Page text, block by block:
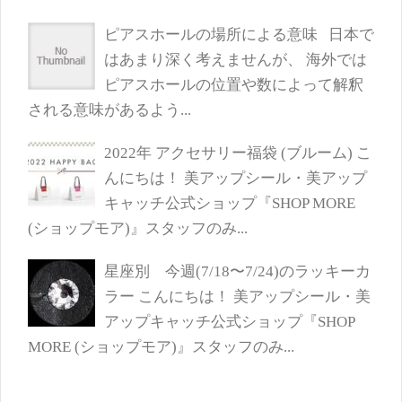
ピアスホールの場所による意味
日本で
はあまり深く考えませんが、 海外では
ピアスホールの位置や数によって解釈
される意味があるよう...
2022年 アクセサリー福袋 (ブルーム) こ
んにちは！ 美アップシール・美アップ
キャッチ公式ショップ『SHOP MORE
(ショップモア)』スタッフのみ...
星座別 今週(7/18〜7/24)のラッキーカ
ラー こんにちは！ 美アップシール・美
アップキャッチ公式ショップ『SHOP
MORE (ショップモア)』スタッフのみ...